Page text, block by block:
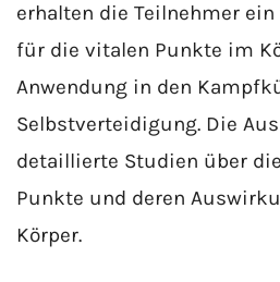
erhalten die Teilnehmer
für die vitalen Punkte im
Anwendung in den
Selbstverteidigung. Die
detaillierte Studien über
Punkte und deren
Körper.